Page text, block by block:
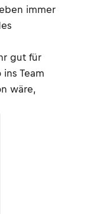
immer
gut für
Team
wäre,